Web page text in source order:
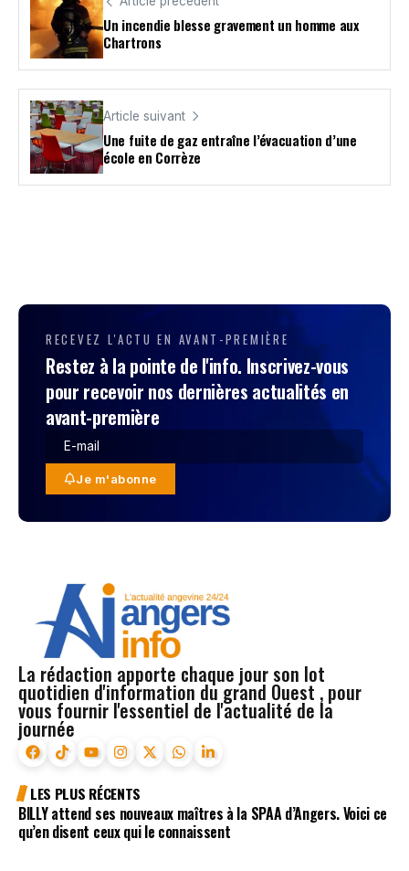
Un incendie blesse gravement un homme aux
Chartrons
Article suivant
Une fuite de gaz entraîne l’évacuation d’une
école en Corrèze
RECEVEZ L'ACTU EN AVANT-PREMIÈRE
Restez à la pointe de l'info. Inscrivez-vous
pour recevoir nos dernières actualités en
avant-première
Je m'abonne
La rédaction apporte chaque jour son lot
quotidien d'information du grand Ouest , pour
vous fournir l'essentiel de l'actualité de la
journée
LES PLUS RÉCENTS
BILLY attend ses nouveaux maîtres à la SPAA d’Angers. Voici ce
qu’en disent ceux qui le connaissent